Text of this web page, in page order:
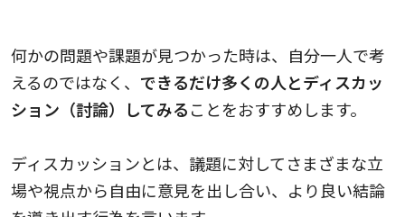
何かの問題や課題が見つかった時は、自分一人で考
えるのではなく、 できるだけ多くの人とディスカッ
ション（討論）してみることをおすすめします。
ディスカッションとは、議題に対してさまざまな立
場や視点から自由に意見を出し合い、より良い結論